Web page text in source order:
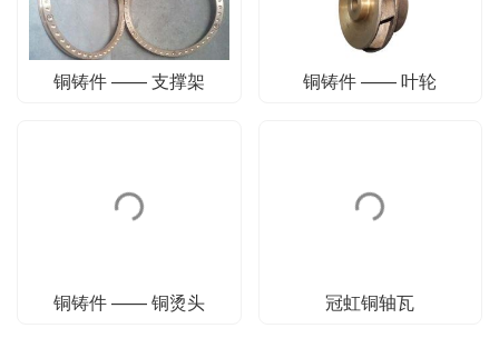
铜铸件 —— 支撑架 铜铸件 —— 叶轮
铜铸件 —— 铜烫头 冠虹铜轴瓦